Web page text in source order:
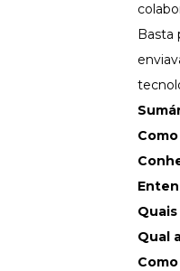
Aprofunde seu
Ferramentas
Infográfico
Conteúdo prático
Materiais
Newsletters
Basta
Qual